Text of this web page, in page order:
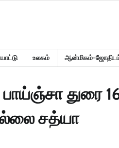
உலகம் ஆன்மிகம்-
துரை 16
சத்யா